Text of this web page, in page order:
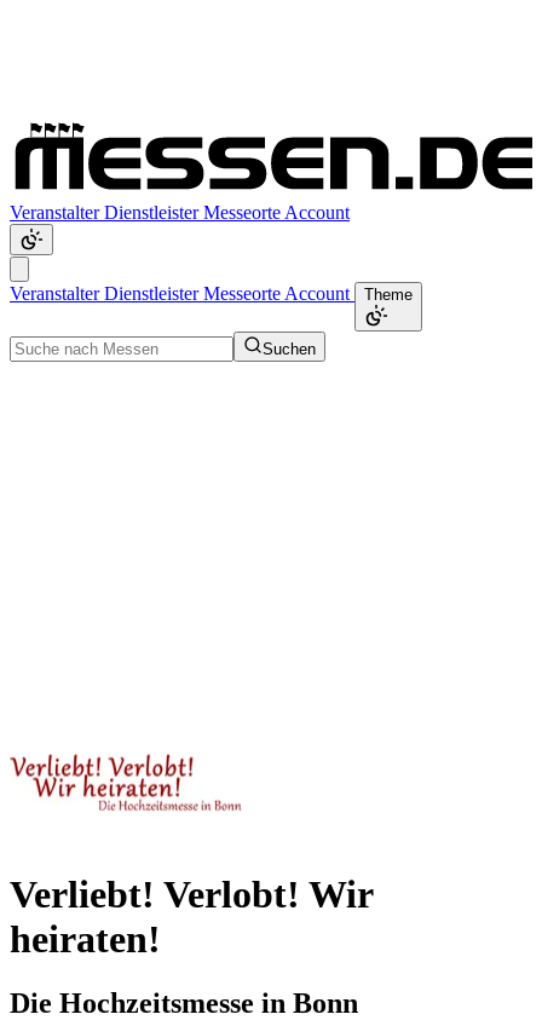
VeranstalterDienstleisterMesseorte Account
VeranstalterDienstleisterMesseorte Account Theme
Suchen
Verliebt! Verlobt! Wir
heiraten!
Die Hochzeitsmesse in Bonn